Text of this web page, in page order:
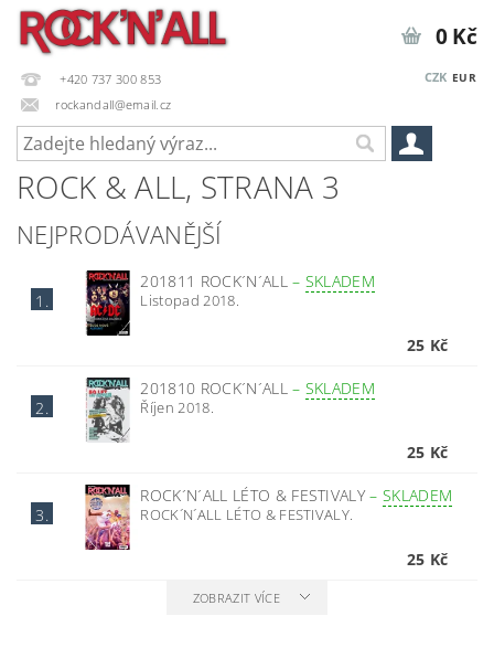
+420 737 300 853
rockandall@email.cz
CZK EUR
0 Kč
ROCK & ALL, STRANA 3
NEJPRODÁVANĚJŠÍ
1.
201811 ROCK´N´ALL– SKLADEM
Listopad 2018.
25 Kč
2.
201810 ROCK´N´ALL– SKLADEM
Říjen 2018.
25 Kč
3.
ROCK´N´ALL LÉTO & FESTIVALY–SKLADEM
ROCK´N´ALL LÉTO & FESTIVALY.
25 Kč
ZOBRAZIT VÍCE